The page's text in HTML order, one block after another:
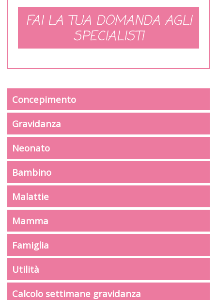
FAI LA TUA DOMANDA AGLI
SPECIALISTI
Concepimento
Gravidanza
Neonato
Bambino
Malattie
Mamma
Famiglia
Utilità
Calcolo settimane gravidanza